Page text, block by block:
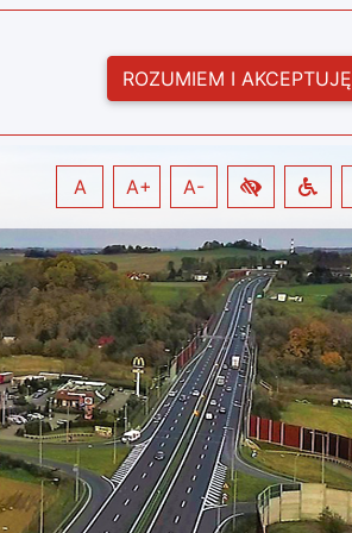
ROZUMIEM I AKCEPTUJĘ
A A+ A-